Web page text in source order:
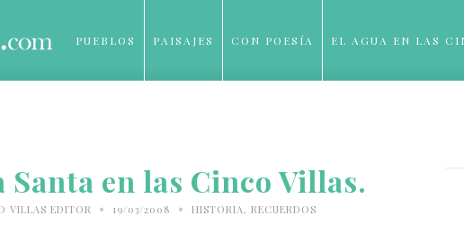
PUEBLOS PAISAJES CON POESÍA EL AGUA EN LAS
Santa en las Cinco Villas.
VILLAS EDITOR • 19/03/2008 • HISTORIA, RECUERDOS